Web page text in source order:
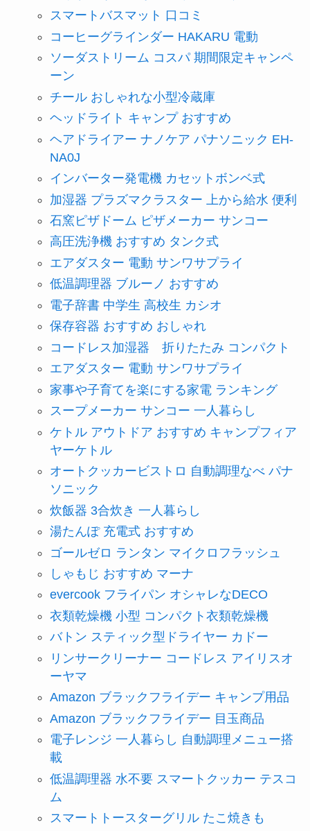
スマートバスマット 口コミ
コーヒーグラインダー HAKARU 電動
ソーダストリーム コスパ 期間限定キャンペ
ーン
チール おしゃれな小型冷蔵庫
ヘッドライト キャンプ おすすめ
ヘアドライアー ナノケア パナソニック EH-
NA0J
インバーター発電機 カセットボンベ式
加湿器 プラズマクラスター 上から給水 便利
石窯ピザドーム ピザメーカー サンコー
高圧洗浄機 おすすめ タンク式
エアダスター 電動 サンワサプライ
低温調理器 ブルーノ おすすめ
電子辞書 中学生 高校生 カシオ
保存容器 おすすめ おしゃれ
コードレス加湿器 折りたたみ コンパクト
エアダスター 電動 サンワサプライ
家事や子育てを楽にする家電 ランキング
スープメーカー サンコー 一人暮らし
ケトル アウトドア おすすめ キャンプフィア
ヤーケトル
オートクッカービストロ 自動調理なべ パナ
ソニック
炊飯器 3合炊き 一人暮らし
湯たんぽ 充電式 おすすめ
ゴールゼロ ランタン マイクロフラッシュ
しゃもじ おすすめ マーナ
evercook フライパン オシャレなDECO
衣類乾燥機 小型 コンパクト衣類乾燥機
バトン スティック型ドライヤー カドー
リンサークリーナー コードレス アイリスオ
ーヤマ
Amazon ブラックフライデー キャンプ用品
Amazon ブラックフライデー 目玉商品
電子レンジ 一人暮らし 自動調理メニュー搭
載
低温調理器 水不要 スマートクッカー テスコ
ム
スマートトースターグリル たこ焼きも